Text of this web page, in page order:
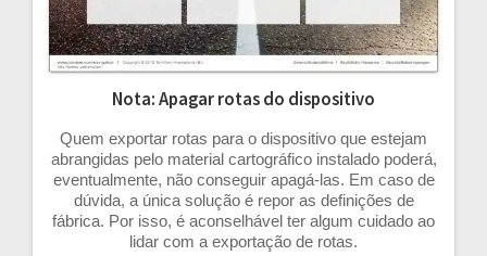
Nota: Apagar rotas do dispositivo
Quem exportar rotas para o dispositivo que estejam
abrangidas pelo material cartográfico instalado poderá,
eventualmente, não conseguir apagá-las. Em caso de
dúvida, a única solução é repor as definições de
fábrica. Por isso, é aconselhável ter algum cuidado ao
lidar com a exportação de rotas.